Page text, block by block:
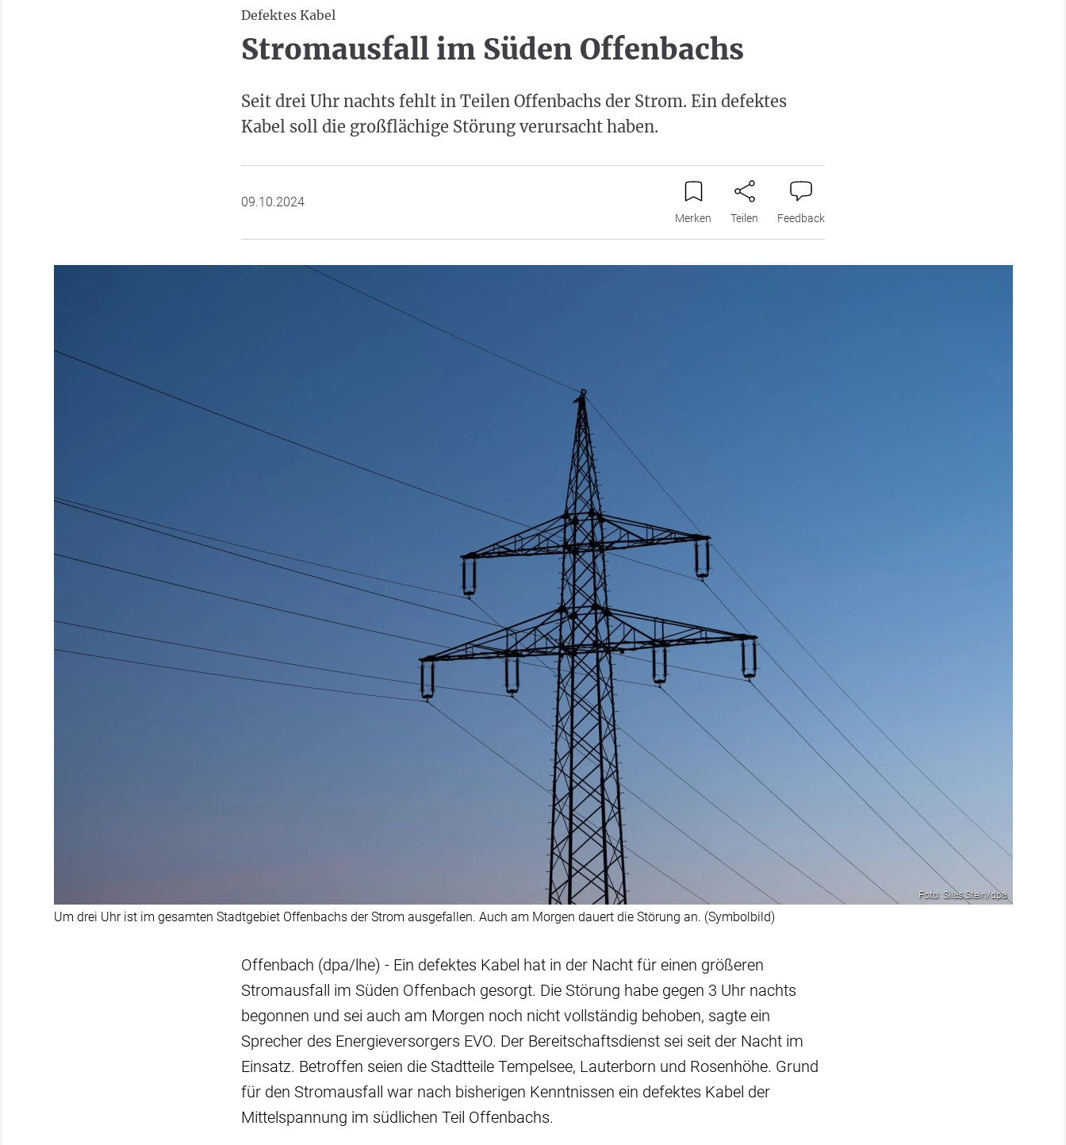
Defektes Kabel
Stromausfall im Süden Offenbachs
Seit drei Uhr nachts fehlt in Teilen Offenbachs der Strom. Ein defektes
Kabel soll die großflächige Störung verursacht haben.
09.10.2024
Merken Teilen Feedback
Foto: Silas Stein/dpa
Um drei Uhr ist im gesamten Stadtgebiet Offenbachs der Strom ausgefallen. Auch am Morgen dauert die Störung an. (Symbolbild)
Offenbach (dpa/lhe) - Ein defektes Kabel hat in der Nacht für einen größeren
Stromausfall im Süden Offenbach gesorgt. Die Störung habe gegen 3 Uhr nachts
begonnen und sei auch am Morgen noch nicht vollständig behoben, sagte ein
Sprecher des Energieversorgers EVO. Der Bereitschaftsdienst sei seit der Nacht im
Einsatz. Betroffen seien die Stadtteile Tempelsee, Lauterborn und Rosenhöhe. Grund
für den Stromausfall war nach bisherigen Kenntnissen ein defektes Kabel der
Mittelspannung im südlichen Teil Offenbachs.